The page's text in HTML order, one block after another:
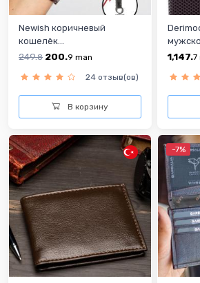
Newish коричневый
кошелёк...
249.8 200.9 man
24 отзыв(ов)
В корзину
1,147.7
-7%